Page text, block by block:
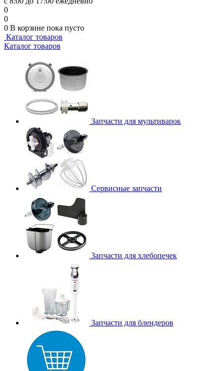
0
0
0 В корзине пока пусто
Каталог товаров
Каталог товаров
Запчасти для мультиварок
Сервисные запчасти
Запчасти для хлебопечек
Запчасти для блендеров